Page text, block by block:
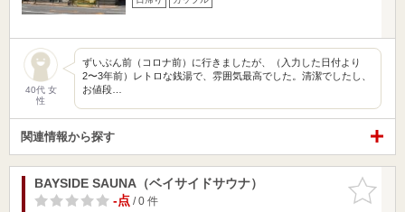
40代 女
性
ずいぶん前（コロナ前）に行きましたが、（入力した日付より
2〜3年前）レトロな銭湯で、雰囲気最高でした。清潔でしたし、
お値段…
関連情報から探す
お気に入
りに追加
BAYSIDE SAUNA（ベイサイドサウナ）
-点/ 0 件